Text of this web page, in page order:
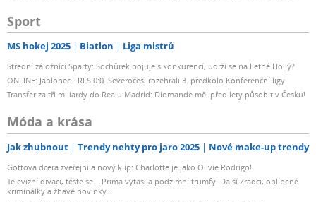
Sport
MS hokej 2025 Biatlon Liga mistrů
Střední záložníci Sparty: Sochůrek bojuje s konkurencí, udrží se na Letné Hollý?
ONLINE: Jablonec - RFS 0:0. Severočeši rozehráli 3. předkolo Konferenční ligy
Transfer za tři miliardy do Realu Madrid: Diomande měl před lety působit v Česku!
Móda a krása
Jak zhubnout Trendy nehty pro jaro 2025 Nové make-up trendy
Gottova dcera zveřejnila nový klip: Charlotte je jako Olivie Rodrigo!
Televizní diváci, těšte se... Prima vytasila podzimní trumfy! Další Zrádci, oblíbené
kriminálky a žhavé novinky...